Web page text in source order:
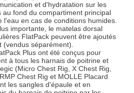
et d'hydratation sur les
fond du compartiment principal
l'eau en cas de conditions humides.
importante, le matelas dorsal
FlatPack peuvent être ajoutés
séparément).
Plus ont été conçus pour
à tous les harnais de poitrine et
(Micro Chest Rig, X Chest Rig,
Chest Rig et MOLLE Placard
les sangles d'épaule et en